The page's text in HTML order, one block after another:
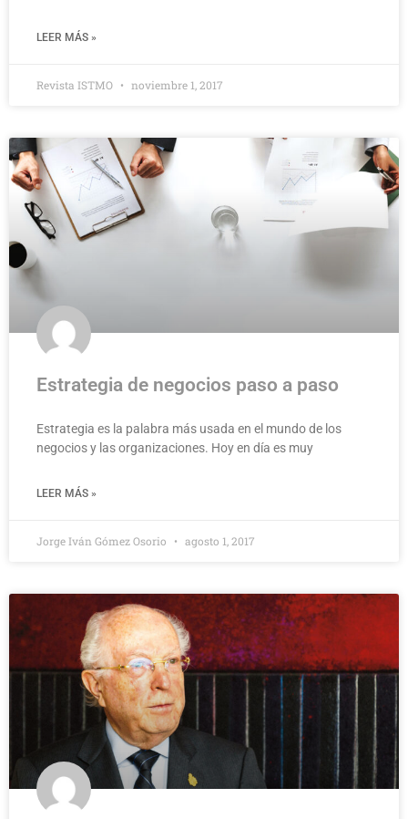
LEER MÁS »
Revista ISTMO noviembre 1, 2017
Estrategia de negocios paso a paso
Estrategia es la palabra más usada en el mundo de los
negocios y las organizaciones. Hoy en día es muy
LEER MÁS »
Jorge Iván Gómez Osorio agosto 1, 2017